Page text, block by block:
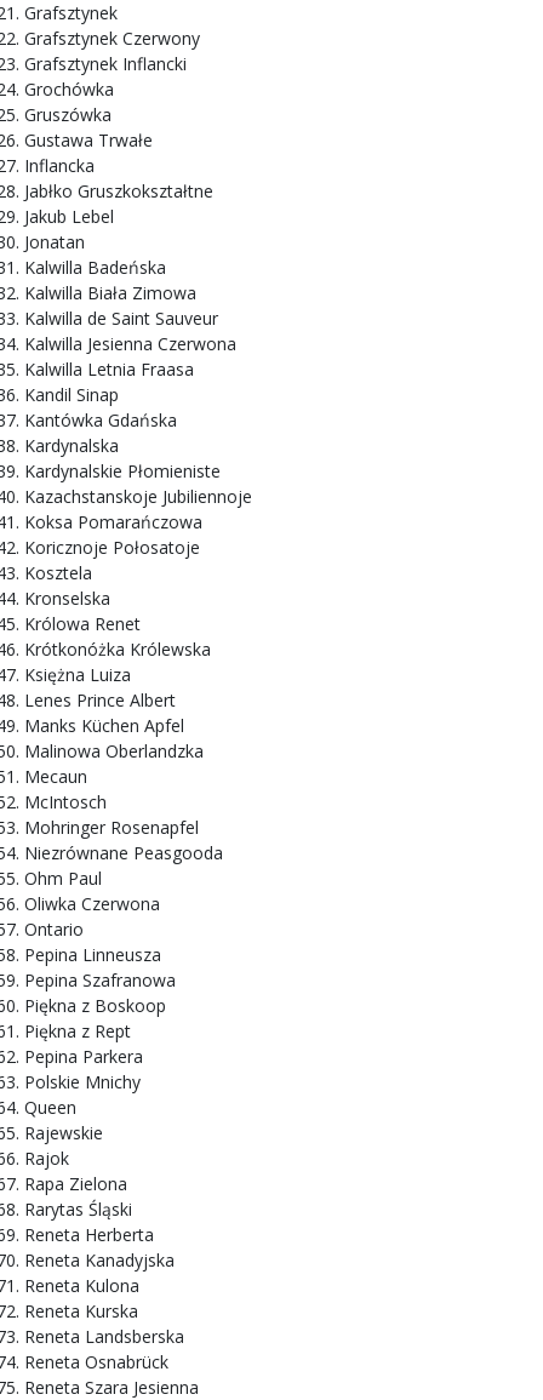
Grafsztynek
Grafsztynek Czerwony
Grafsztynek Inflancki
Grochówka
Gruszówka
Gustawa Trwałe
Inflancka
Jabłko Gruszkokształtne
Jakub Lebel
Jonatan
Kalwilla Badeńska
Kalwilla Biała Zimowa
Kalwilla de Saint Sauveur
Kalwilla Jesienna Czerwona
Kalwilla Letnia Fraasa
Kandil Sinap
Kantówka Gdańska
Kardynalska
Kardynalskie Płomieniste
Kazachstanskoje Jubiliennoje
Koksa Pomarańczowa
Koricznoje Połosatoje
Kosztela
Kronselska
Królowa Renet
Krótkonóżka Królewska
Księżna Luiza
Lenes Prince Albert
Manks Küchen Apfel
Malinowa Oberlandzka
Mecaun
McIntosch
Mohringer Rosenapfel
Niezrównane Peasgooda
Ohm Paul
Oliwka Czerwona
Ontario
Pepina Linneusza
Pepina Szafranowa
Piękna z Boskoop
Piękna z Rept
Pepina Parkera
Polskie Mnichy
Queen
Rajewskie
Rajok
Rapa Zielona
Rarytas Śląski
Reneta Herberta
Reneta Kanadyjska
Reneta Kulona
Reneta Kurska
Reneta Landsberska
Reneta Osnabrück
Reneta Szara Jesienna